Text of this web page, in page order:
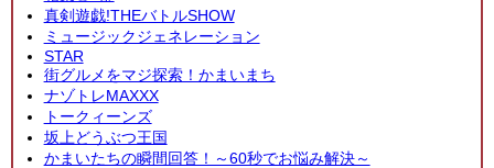
真剣遊戯!THEバトルSHOW
ミュージックジェネレーション
STAR
街グルメをマジ探索！かまいまち
ナゾトレMAXXX
トークィーンズ
坂上どうぶつ王国
かまいたちの瞬間回答！～60秒でお悩み解決～